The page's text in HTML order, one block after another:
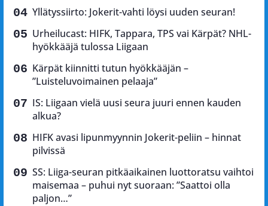
Yllätyssiirto: Jokerit-vahti löysi uuden seuran!
Urheilucast: HIFK, Tappara, TPS vai Kärpät? NHL-
hyökkääjä tulossa Liigaan
Kärpät kiinnitti tutun hyökkääjän –
”Luisteluvoimainen pelaaja”
IS: Liigaan vielä uusi seura juuri ennen kauden
alkua?
HIFK avasi lipunmyynnin Jokerit-peliin – hinnat
pilvissä
SS: Liiga-seuran pitkäaikainen luottoratsu vaihtoi
maisemaa – puhui nyt suoraan: ”Saattoi olla
paljon…”